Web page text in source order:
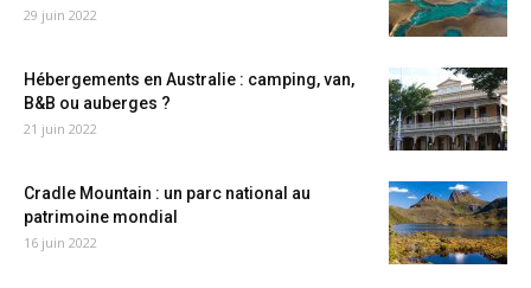
29 juin 2022
Hébergements en Australie : camping, van,
B&B ou auberges ?
21 juin 2022
Cradle Mountain : un parc national au
patrimoine mondial
16 juin 2022